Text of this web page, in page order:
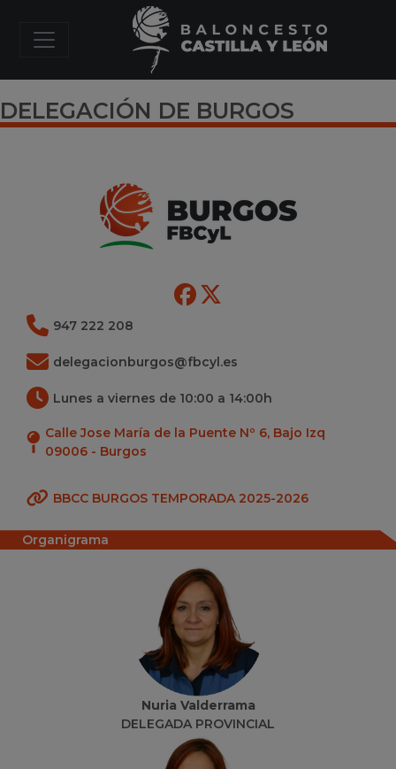
DELEGACIÓN DE BURGOS
947 222 208
delegacionburgos@fbcyl.es
Lunes a viernes de 10:00 a 14:00h
Calle Jose María de la Puente Nº 6, Bajo Izq
09006 - Burgos
BBCC BURGOS TEMPORADA 2025-2026
Organigrama
Nuria Valderrama
DELEGADA PROVINCIAL